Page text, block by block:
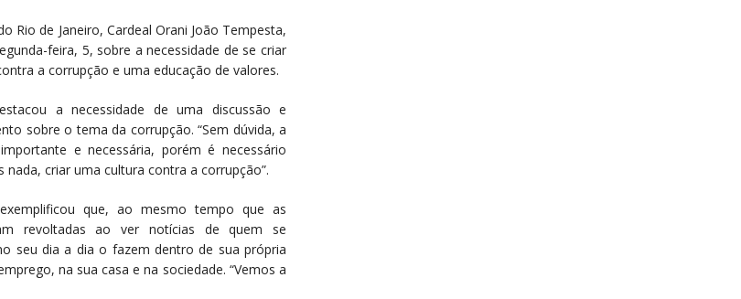
Rio de Janeiro, Cardeal Orani João Tempesta,
feira, 5, sobre a necessidade de se criar
a corrupção e uma educação de valores.
a necessidade de uma discussão e
sobre o tema da corrupção. “Sem dúvida, a
e necessária, porém é necessário
nada, criar uma cultura contra a corrupção”.
que, ao mesmo tempo que as
revoltadas ao ver notícias de quem se
seu dia a dia o fazem dentro de sua própria
na sua casa e na sociedade. “Vemos a